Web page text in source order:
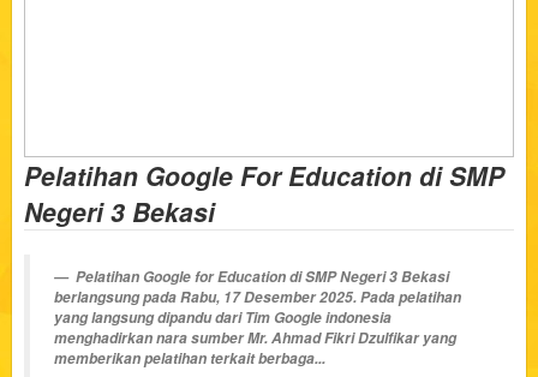
Pelatihan Google For Education di SMP
Negeri 3 Bekasi
Pelatihan Google for Education di SMP Negeri 3 Bekasi
berlangsung pada Rabu, 17 Desember 2025. Pada pelatihan
yang langsung dipandu dari Tim Google indonesia
menghadirkan nara sumber Mr. Ahmad Fikri Dzulfikar yang
memberikan pelatihan terkait berbaga...